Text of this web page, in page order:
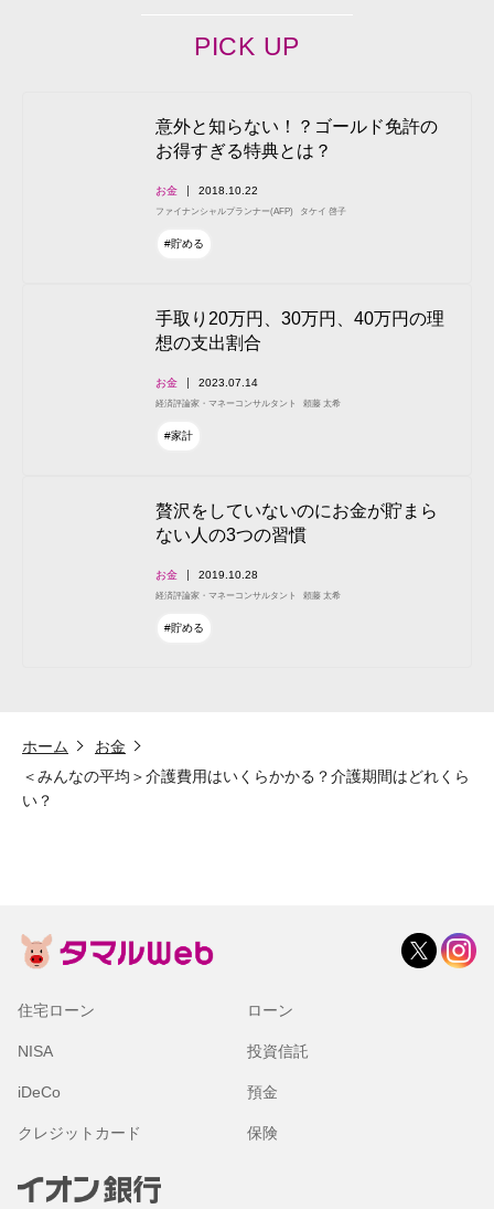
PICK UP
意外と知らない！？ゴールド免許の
お得すぎる特典とは？
お金 2018.10.22
ファイナンシャルプランナー(AFP) タケイ 啓子
#貯める
手取り20万円、30万円、40万円の理
想の支出割合
お金 2023.07.14
経済評論家・マネーコンサルタント 頼藤 太希
#家計
贅沢をしていないのにお金が貯まら
ない人の3つの習慣
お金 2019.10.28
経済評論家・マネーコンサルタント 頼藤 太希
#貯める
ホーム
お金
＜みんなの平均＞介護費用はいくらかかる？介護期間はどれくら
い？
住宅ローン ローン
NISA 投資信託
iDeCo 預金
クレジットカード 保険